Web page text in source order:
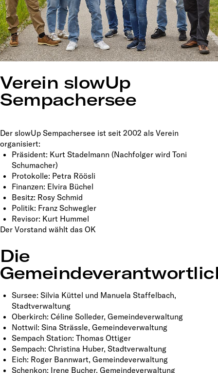
Verein slowUp
Sempachersee
Der slowUp Sempachersee ist seit 2002 als Verein
organisiert:
Präsident: Kurt Stadelmann (Nachfolger wird Toni
Schumacher)
Protokolle: Petra Röösli
Finanzen: Elvira Büchel
Besitz: Rosy Schmid
Politik: Franz Schwegler
Revisor: Kurt Hummel
Der Vorstand wählt das OK
Die
Sursee: Silvia Küttel und Manuela Staffelbach,
Stadtverwaltung
Oberkirch: Céline Solleder, Gemeindeverwaltung
Nottwil: Sina Strässle, Gemeindeverwaltung
Sempach Station: Thomas Ottiger
Sempach: Christina Huber, Stadtverwaltung
Eich: Roger Bannwart, Gemeindeverwaltung
Schenkon: Irene Bucher, Gemeindeverwaltung